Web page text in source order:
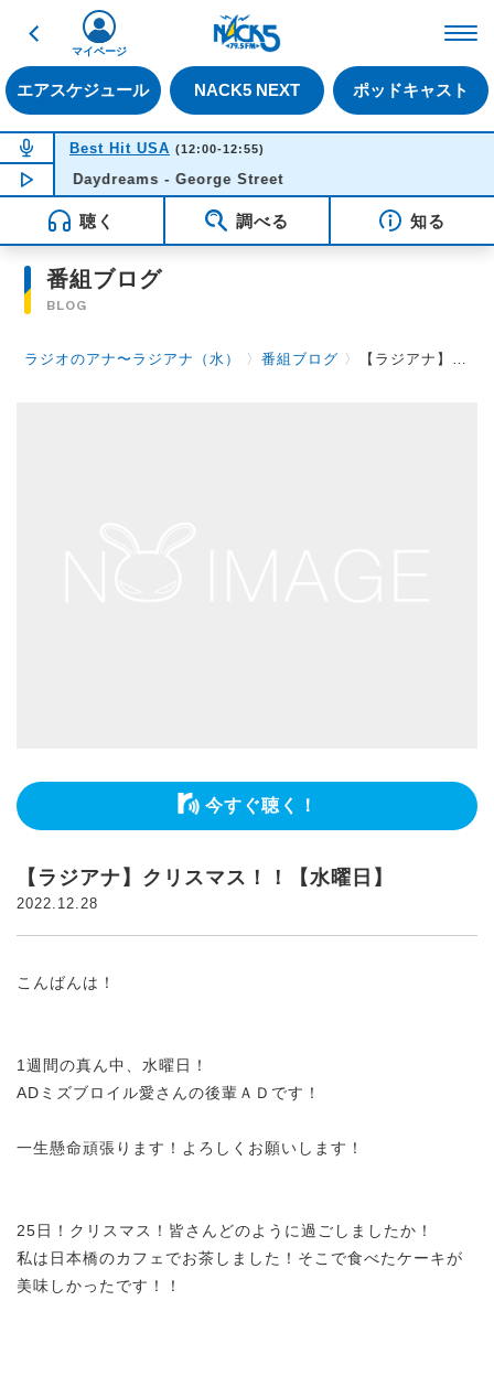
戻る
エアスケジュール NACK5 NEXT ポッドキャスト
マイページ
NOW ON AIR
Best Hit USA (12:00-12:55)
NOW PLAYING11:49
Daydreams - George Street
聴く 調べる 知る
番組ブログ
BLOG
ラジオのアナ〜ラジアナ（水） 〉番組ブログ 〉 【ラジアナ】クリスマス！！【水曜日】
今すぐ聴く！
【ラジアナ】クリスマス！！【水曜日】
2022.12.28
こんばんは！
1週間の真ん中、水曜日！
ADミズブロイル愛さんの後輩ＡＤです！
一生懸命頑張ります！よろしくお願いします！
25日！クリスマス！皆さんどのように過ごしましたか！
私は日本橋のカフェでお茶しました！そこで食べたケーキが
美味しかったです！！